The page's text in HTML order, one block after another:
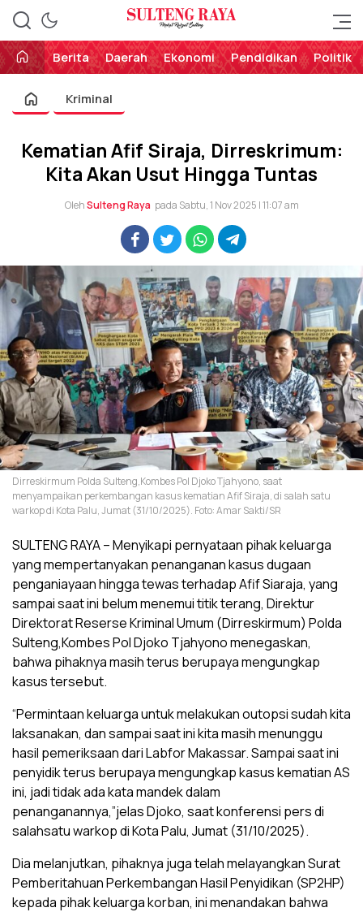
Sulteng Raya
Perekat Rakyat Sulteng
Berita
Daerah Ekonomi Pendidikan Politik
Kriminal
Kematian Afif Siraja, Dirreskrimum:
Kita Akan Usut Hingga Tuntas
OlehSulteng Raya pada Sabtu, 1 Nov 2025 | 11:07 am
Dirreskirmum Polda Sulteng,Kombes Pol Djoko Tjahyono, saat
menyampaikan perkembangan kasus kematian Afif Siraja, di salah satu
warkop di Kota Palu, Jumat (31/10/2025). Foto: Amar Sakti/SR
SULTENG RAYA – Menyikapi pernyataan pihak keluarga
yang mempertanyakan penanganan kasus dugaan
penganiayaan hingga tewas terhadap Afif Siaraja, yang
sampai saat ini belum menemui titik terang, Direktur
Direktorat Reserse Kriminal Umum (Dirreskirmum) Polda
Sulteng,Kombes Pol Djoko Tjahyono menegaskan,
bahwa pihaknya masih terus berupaya mengungkap
kasus tersebut.
“Permintaan keluarga untuk melakukan outopsi sudah kita
laksanakan, dan sampai saat ini kita masih menunggu
hasil pemeriksaan dari Labfor Makassar. Sampai saat ini
penyidik terus berupaya mengungkap kasus kematian AS
ini, jadi tidak ada kata mandek dalam
penanganannya,”jelas Djoko, saat konferensi pers di
salahsatu warkop di Kota Palu, Jumat (31/10/2025).
Dia melanjutkan, pihaknya juga telah melayangkan Surat
Pemberitahuan Perkembangan Hasil Penyidikan (SP2HP)
kepada pihak keluarga korban, ini menandakan bahwa